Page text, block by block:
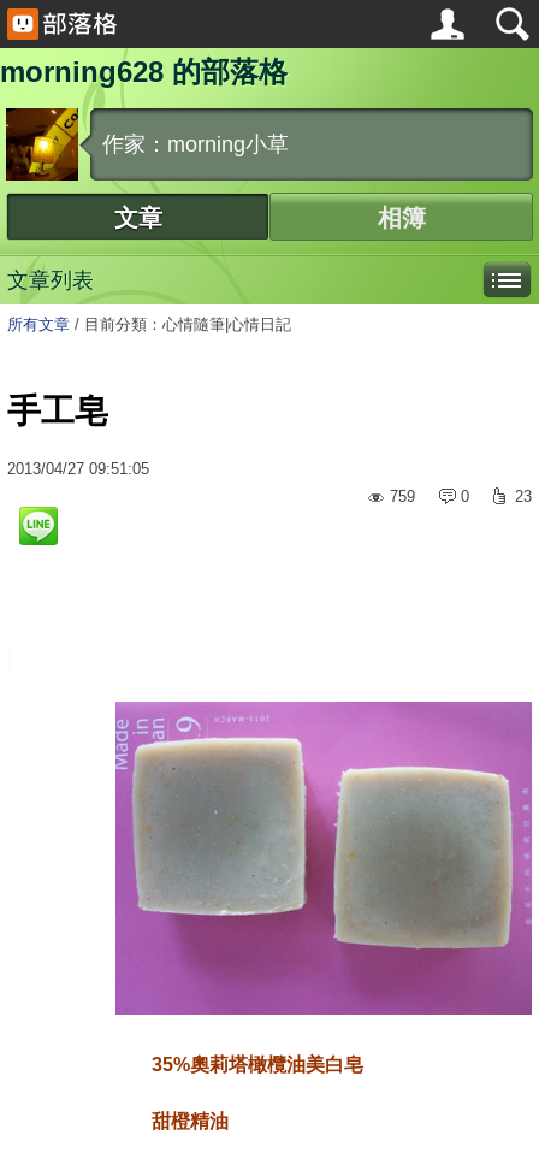
morning628 的部落格
作家：morning小草
文章 相簿
文章列表
所有文章 / 目前分類：心情隨筆|心情日記
手工皂
2013/04/27 09:51:05
759
0 23
35%奧莉塔橄欖油美白皂
甜橙精油